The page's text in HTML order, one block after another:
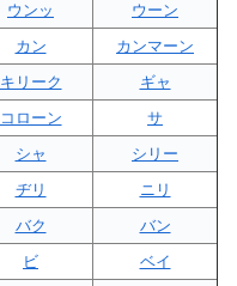
ウンッ
ウーン
カン
カンマーン
キリーク
ギャ
コローン
サ
シャ
シリー
ヂリ
ニリ
バク
バン
ビ ベイ